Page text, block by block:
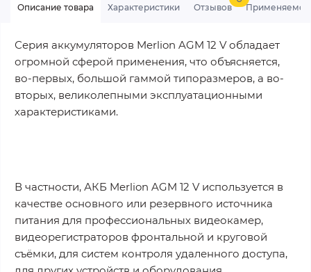
Описание товара Характеристики Отзывов
Серия аккумуляторов Merlion AGM 12 V обладает
огромной сферой применения, что объясняется,
во-первых, большой гаммой типоразмеров, а во-
вторых, великолепными эксплуатационными
характеристиками.
В частности, АКБ Merlion AGM 12 V используется в
качестве основного или резервного источника
питания для профессиональных видеокамер,
видеорегистраторов фронтальной и круговой
съёмки, для систем контроля удаленного доступа,